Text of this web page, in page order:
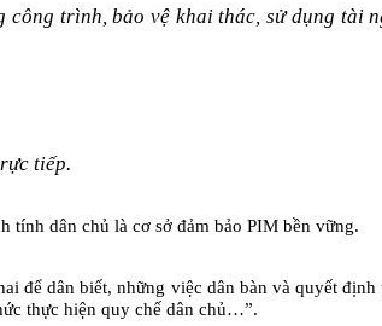
trình, bảo vệ khai thác, sử dụng tài
tiếp.
tính dân chủ là cơ sở đảm bảo PIM bền vững.
để dân biết, những việc dân bàn và quyết
thực hiện quy chế dân chủ…”.